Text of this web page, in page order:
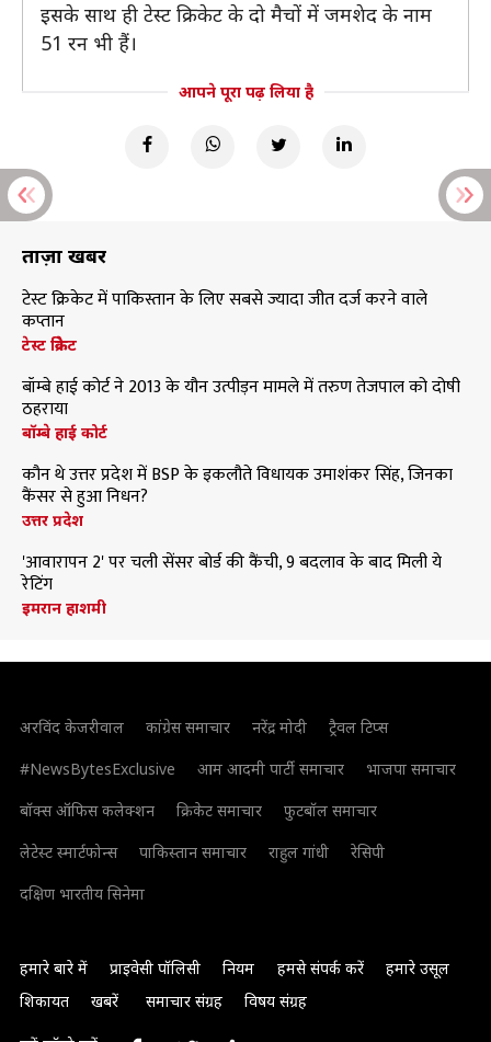
इसके साथ ही टेस्ट क्रिकेट के दो मैचों में जमशेद के नाम
51 रन भी हैं।
आपने पूरा पढ़ लिया है
ताज़ा खबरें
टेस्ट क्रिकेट में पाकिस्तान के लिए सबसे ज्यादा जीत दर्ज करने वाले
कप्तान
टेस्ट क्रिकेट
बॉम्बे हाई कोर्ट ने 2013 के यौन उत्पीड़न मामले में तरुण तेजपाल को दोषी
ठहराया
बॉम्बे हाई कोर्ट
कौन थे उत्तर प्रदेश में BSP के इकलौते विधायक उमाशंकर सिंह, जिनका
कैंसर से हुआ निधन?
उत्तर प्रदेश
'आवारापन 2' पर चली सेंसर बोर्ड की कैंची, 9 बदलाव के बाद मिली ये
रेटिंग
इमरान हाशमी
अरविंद केजरीवाल कांग्रेस समाचार नरेंद्र मोदी
ट्रैवल टिप्स
#NewsBytesExclusive
आम आदमी पार्टी समाचार
भाजपा समाचार
बॉक्स ऑफिस कलेक्शन
क्रिकेट समाचार
फुटबॉल समाचार
लेटेस्ट स्मार्टफोन्स
पाकिस्तान समाचार राहुल गांधी
रेसिपी
दक्षिण भारतीय सिनेमा
हमारे बारे में प्राइवेसी पॉलिसी नियम हमसे संपर्क करें
हमारे उसूल
शिकायत
खबरें समाचार संग्रह विषय संग्रह